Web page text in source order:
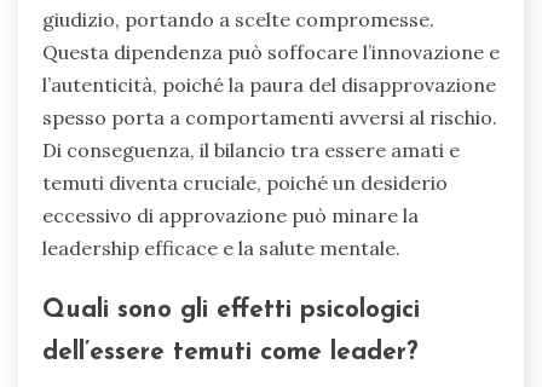
giudizio, portando a scelte compromesse.
Questa dipendenza può soffocare l’innovazione e
l’autenticità, poiché la paura del disapprovazione
spesso porta a comportamenti avversi al rischio.
Di conseguenza, il bilancio tra essere amati e
temuti diventa cruciale, poiché un desiderio
eccessivo di approvazione può minare la
leadership efficace e la salute mentale.
Quali sono gli effetti psicologici
dell’essere temuti come leader?